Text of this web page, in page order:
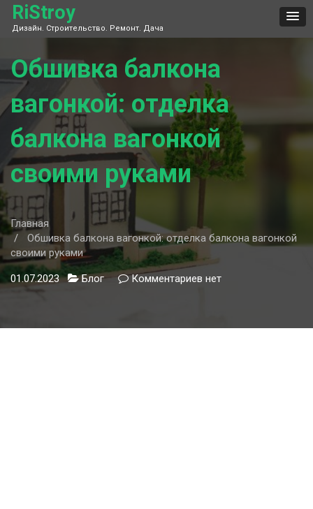
Skip
content
RiStroy
Дизайн. Строительство. Ремонт. Дача
Обшивка балкона
вагонкой: отделка
балкона вагонкой
своими руками
Главная
Обшивка балкона вагонкой: отделка балкона вагонкой
своими руками
01.07.2023 Блог Комментариев кнет